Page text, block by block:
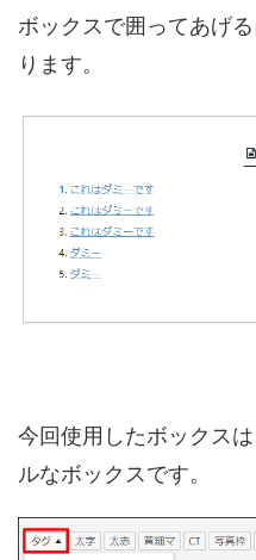
ボックスで囲ってあげ
ります。
今回使用したボックス
ルなボックスです。